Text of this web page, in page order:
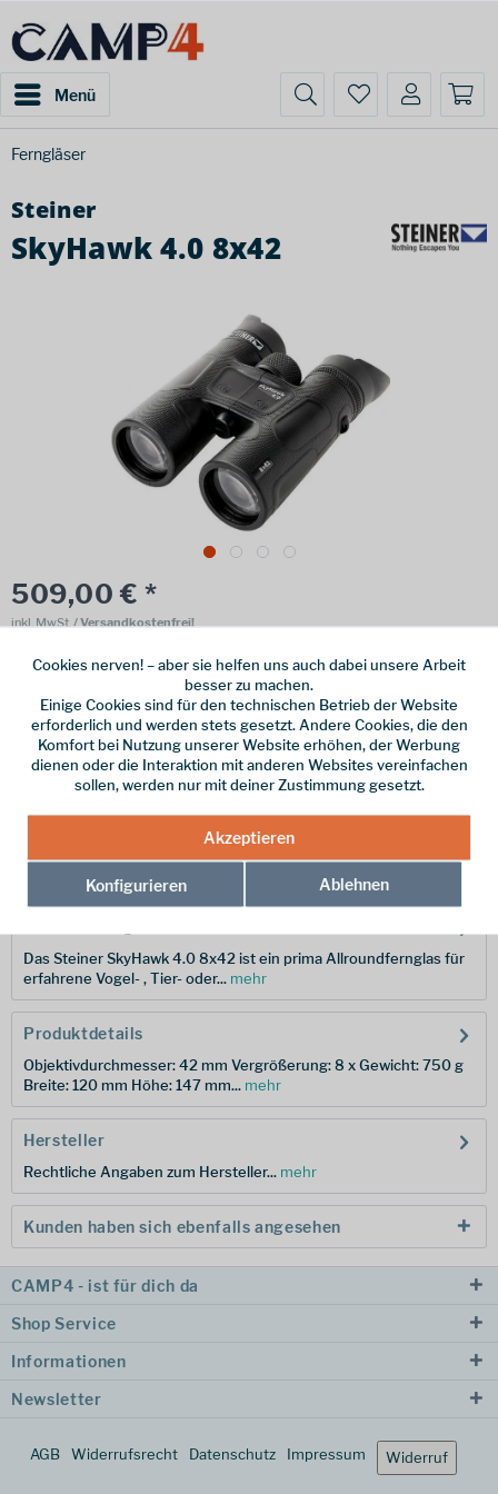
Menü
Ferngläser
Steiner
SkyHawk 4.0 8x42
509,00 € *
inkl. MwSt./ Versandkostenfrei!
Online bestellen Ladenabholung
vorrätig | Lieferzeit 1-3 Werktage
In denWarenkorb
Hersteller-Nr.: 23380900
Das Steiner SkyHawk 4.0 8x42 ist ein prima Allroundfernglas für
erfahrene Vogel- , Tier- oder... mehr
Produktdetails
Objektivdurchmesser: 42 mm Vergrößerung: 8 x Gewicht: 750 g
Breite: 120 mm Höhe: 147 mm... mehr
Hersteller
Rechtliche Angaben zum Hersteller... mehr
Kunden haben sich ebenfalls angesehen
CAMP4 - ist für dich da
Shop Service
Informationen
Newsletter
AGB Widerrufsrecht Datenschutz Impressum Widerruf
Cookies nerven! – aber sie helfen uns auch dabei unsere Arbeit
besser zu machen.
Einige Cookies sind für den technischen Betrieb der Website
erforderlich und werden stets gesetzt. Andere Cookies, die den
Komfort bei Nutzung unserer Website erhöhen, der Werbung
dienen oder die Interaktion mit anderen Websites vereinfachen
sollen, werden nur mit deiner Zustimmung gesetzt.
Akzeptieren
Konfigurieren Ablehnen